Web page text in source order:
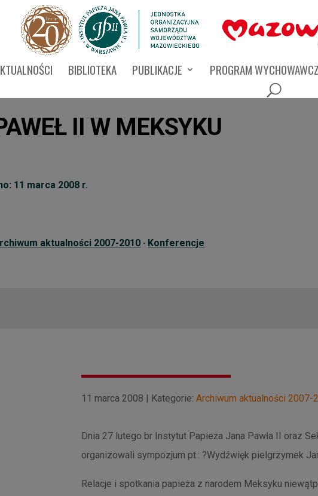
BIBLIOTEKA PUBLIKACJE PROGRAM
II W MEKSYKU
11 marca 2008 r.
aktualności 2007-2010 · Konferencje
11 marca 2008 | Kategorie: Archiwum aktualności 2007-
Dnia 27 lutego br Instytut Papieża Jana Pawła II oraz
organizowali sympozjum pt.: ?Wydźwięk pielgrzymek
Relacje i spotkania papieża z narodem Meksyku